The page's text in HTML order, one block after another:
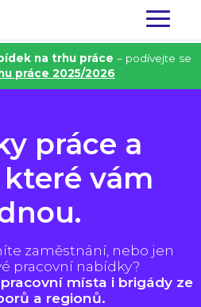
na trhu práce – podívejte se
práce 2025/2026
práce a
vám
zaměstnání, nebo jen
pracovní nabídky?
místa i brigády ze
a regionů.